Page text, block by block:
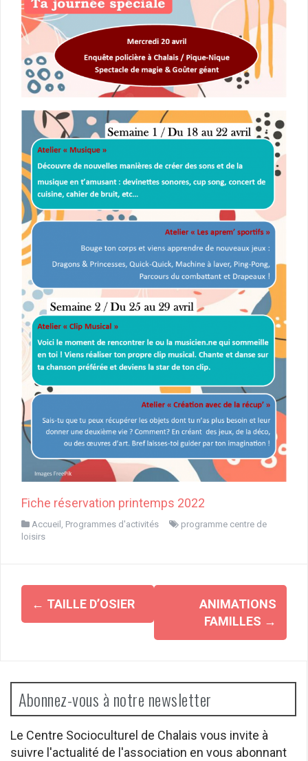
Fiche réservation printemps 2022
Accueil Programmes d'activités
programme centre de
loisirs
Navigation
d'article
← TAILLE D’OSIER
ANIMATIONS
FAMILLES →
Abonnez-vous à notre newsletter
Le Centre Socioculturel de Chalais vous invite à
suivre l'actualité de l'association en vous abonnant